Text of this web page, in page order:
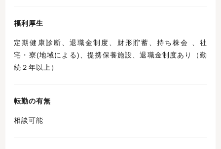
福利厚生
定期健康診断、退職金制度、財形貯蓄、持ち株会 、社
宅・寮(地域による)、提携保養施設、退職金制度あり（勤
続２年以上）
転勤の有無
相談可能